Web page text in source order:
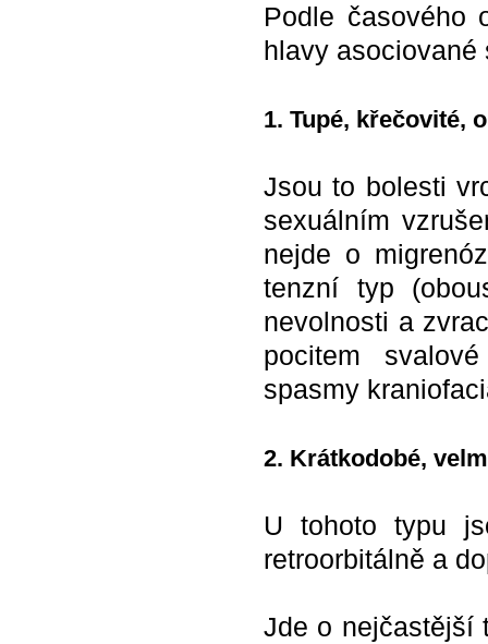
Podle časového
hlavy
1. Tupé, křečovité,
Jsou to bolesti
sexuálním
nejde o
tenzní typ
nevolnosti a
pocitem
spasmy
2. Krátkodobé,
U tohoto typu
retroorbitálně a
Jde o nejčastější